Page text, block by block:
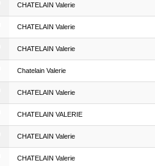
CHATELAIN Valerie
CHATELAIN Valerie
CHATELAIN Valerie
Chatelain Valerie
CHATELAIN Valerie
CHATELAIN VALERIE
CHATELAIN Valerie
CHATELAIN Valerie